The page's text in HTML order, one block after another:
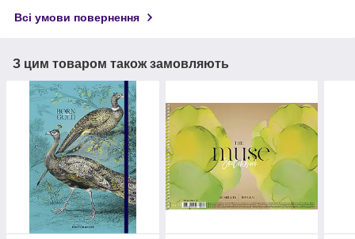
Всі умови повернення
З цим товаром також замовляють